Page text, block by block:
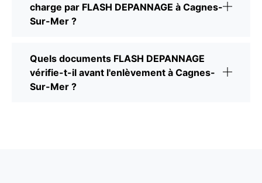
charge par FLASH DEPANNAGE à Cagnes-
Sur-Mer ?
Quels documents FLASH DEPANNAGE
vérifie-t-il avant l'enlèvement à Cagnes-
Sur-Mer ?